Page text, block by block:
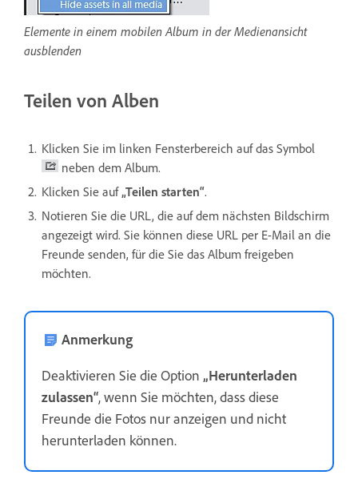
Elemente in einem mobilen Album in der Medienansicht
ausblenden
Teilen von Alben
Klicken Sie im linken Fensterbereich auf das Symbol
neben dem Album.
Klicken Sie auf „Teilen starten“.
Notieren Sie die URL, die auf dem nächsten Bildschirm
angezeigt wird. Sie können diese URL per E-Mail an die
Freunde senden, für die Sie das Album freigeben
möchten.
Anmerkung
Deaktivieren Sie die Option „Herunterladen
zulassen“, wenn Sie möchten, dass diese
Freunde die Fotos nur anzeigen und nicht
herunterladen können.